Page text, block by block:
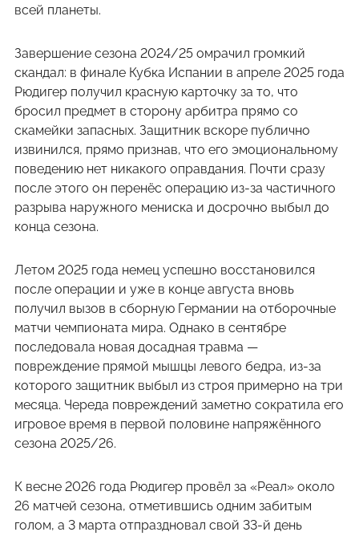
всей планеты.
Завершение сезона 2024/25 омрачил громкий
скандал: в финале Кубка Испании в апреле 2025 года
Рюдигер получил красную карточку за то, что
бросил предмет в сторону арбитра прямо со
скамейки запасных. Защитник вскоре публично
извинился, прямо признав, что его эмоциональному
поведению нет никакого оправдания. Почти сразу
после этого он перенёс операцию из-за частичного
разрыва наружного мениска и досрочно выбыл до
конца сезона.
Летом 2025 года немец успешно восстановился
после операции и уже в конце августа вновь
получил вызов в сборную Германии на отборочные
матчи чемпионата мира. Однако в сентябре
последовала новая досадная травма —
повреждение прямой мышцы левого бедра, из-за
которого защитник выбыл из строя примерно на три
месяца. Череда повреждений заметно сократила его
игровое время в первой половине напряжённого
сезона 2025/26.
К весне 2026 года Рюдигер провёл за «Реал» около
26 матчей сезона, отметившись одним забитым
голом, а 3 марта отпраздновал свой 33-й день